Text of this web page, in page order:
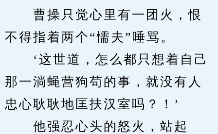
曹操只觉心里有一团火，恨
不得指着两个“懦夫”唾骂。
‘这世道，怎么都只想着自己
那一淌蝇营狗苟的事，就没有人
忠心耿耿地匡扶汉室吗？！’
他强忍心头的怒火，站起